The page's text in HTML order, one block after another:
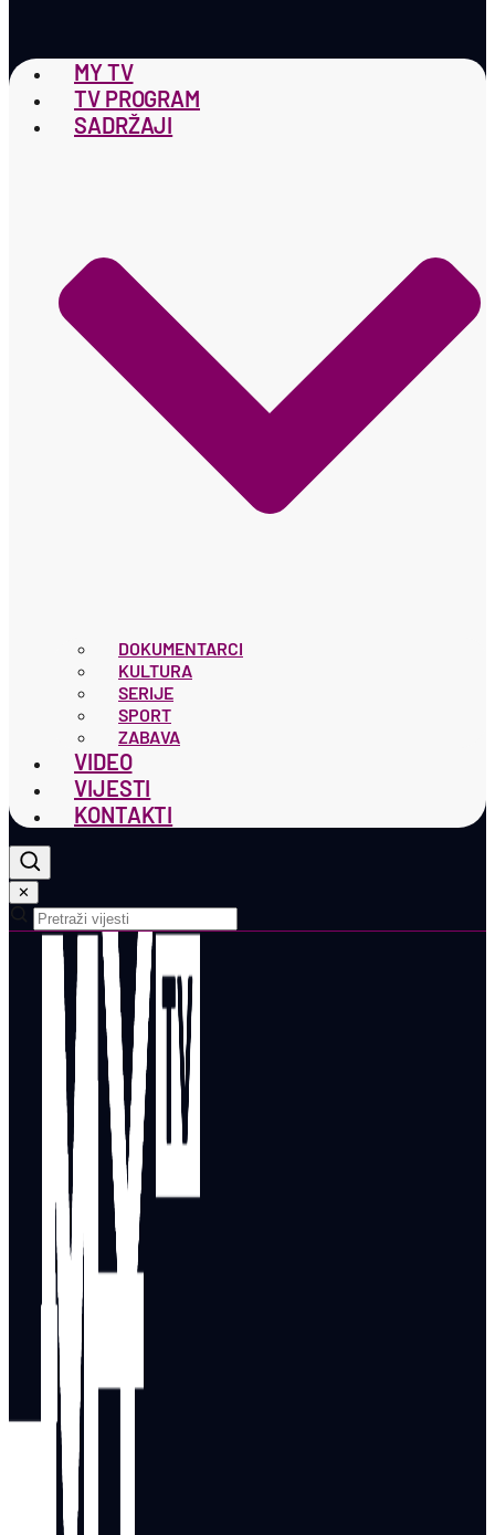
MY TV
TV PROGRAM
SADRŽAJI
DOKUMENTARCI
KULTURA
SERIJE
SPORT
ZABAVA
VIDEO
VIJESTI
KONTAKTI
✕